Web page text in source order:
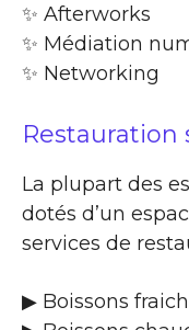
✨​ Afterworks
✨​ Médiation
✨​ Networking
Restauration
La plupart des
dotés d’un
services de
▶​ Boissons